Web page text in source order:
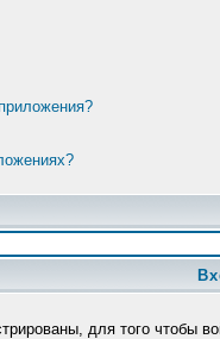
для того